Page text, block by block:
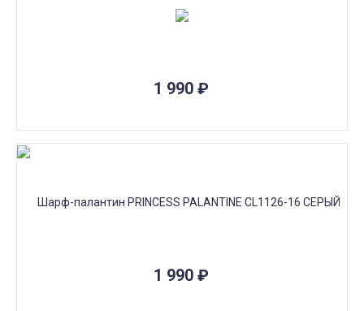
1 990 ₽
1 990 ₽